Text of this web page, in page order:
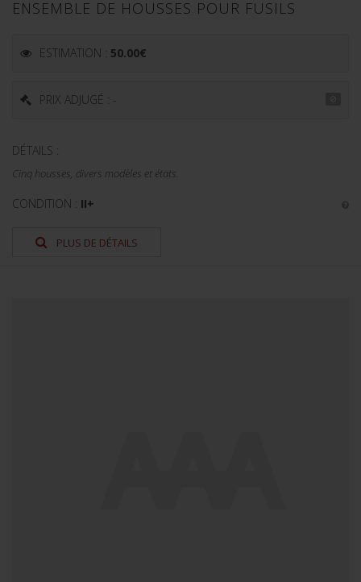
ENSEMBLE DE HOUSSES POUR FUSILS
ESTIMATION : 50.00€
PRIX ADJUGÉ : -
DÉTAILS :
Cinq housses, divers modèles et états.
CONDITION : II+
PLUS DE DÉTAILS